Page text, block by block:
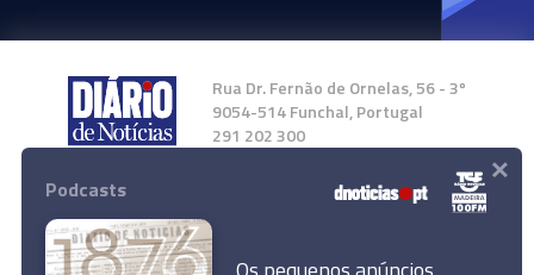
Rua Dr. Fernão de Ornelas, 56 - 3º
9054-514 Funchal, Portugal
291 202 300
Instale a nossa App
Podcasts ×